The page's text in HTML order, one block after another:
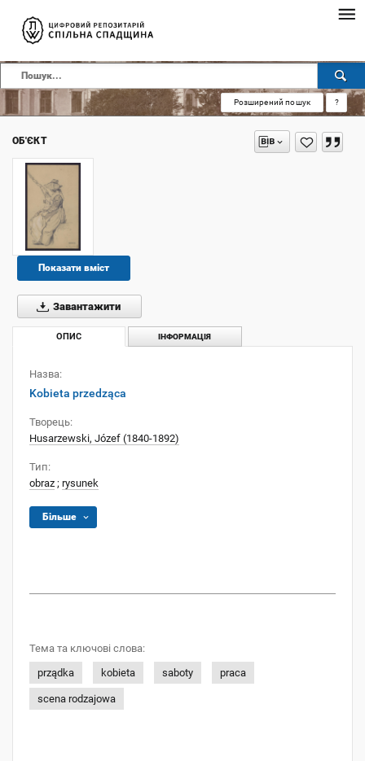
Розширений пошук ?
ОБ'ЄКТ
Показати вміст
Завантажити
ОПИС ІНФОРМАЦІЯ
Назва:
Kobieta przedząca
Творець:
Husarzewski, Józef (1840-1892)
Тип:
obraz ; rysunek
Більше
Тема та ключові слова:
prządka
kobieta saboty praca
scena rodzajowa